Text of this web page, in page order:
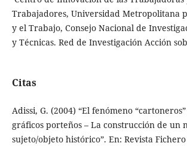
Trabajadores, Universidad Metropolitana
y el Trabajo, Consejo Nacional de
y Técnicas. Red de Investigación Acción
Citas
Adissi, G. (2004) “El fenómeno
gráficos porteños – La construcción de un
sujeto/objeto histórico”. En: Revista Fichero